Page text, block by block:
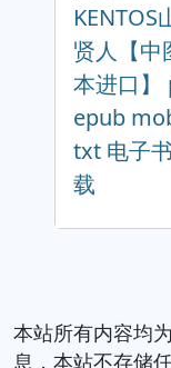
KENTOS
贤人【中
本进口】
epub
txt 电子
载
本站所有内容均
息，本站不存储